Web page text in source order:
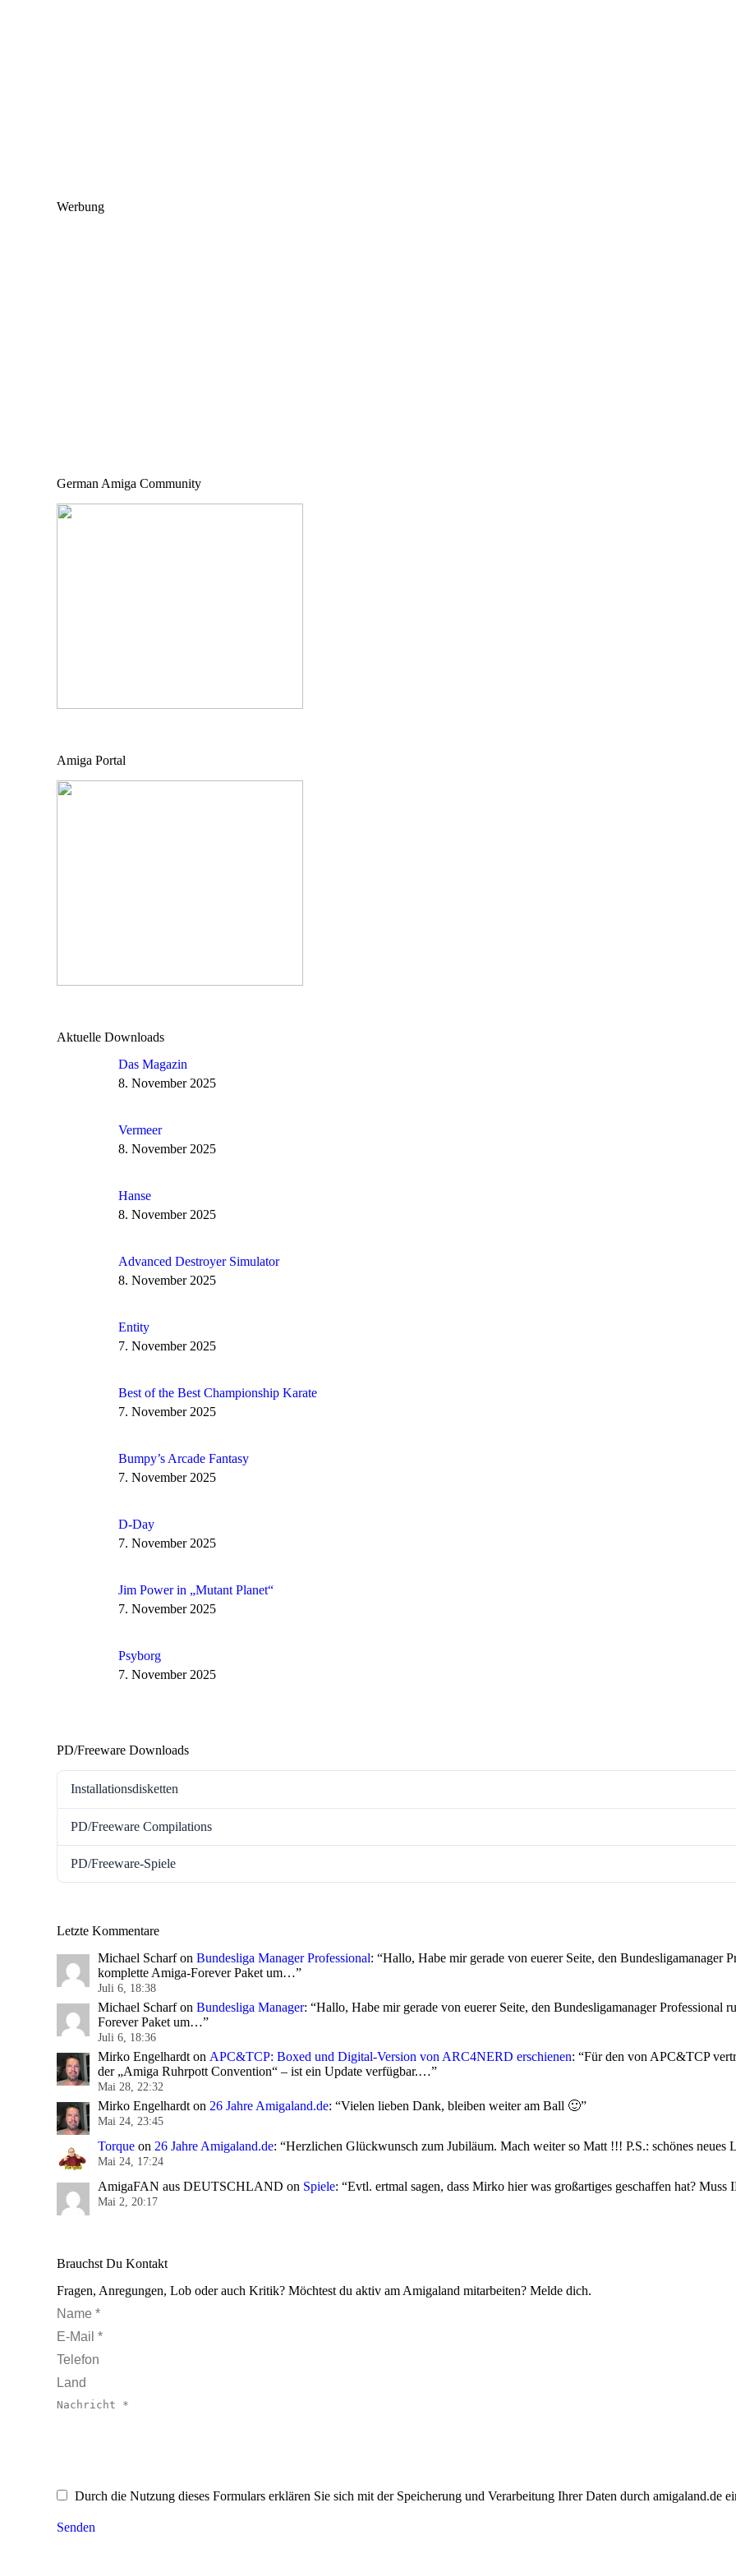
Werbung
German Amiga Community
Amiga Portal
Aktuelle Downloads
Das Magazin
8. November 2025
Vermeer
8. November 2025
Hanse
8. November 2025
Advanced Destroyer Simulator
8. November 2025
Entity
7. November 2025
Best of the Best Championship Karate
7. November 2025
Bumpy’s Arcade Fantasy
7. November 2025
D-Day
7. November 2025
Jim Power in „Mutant Planet“
7. November 2025
Psyborg
7. November 2025
PD/Freeware Downloads
Installationsdisketten
PD/Freeware Compilations
PD/Freeware-Spiele
Letzte Kommentare
Michael Scharfon Bundesliga Manager Professional: “Hallo, Habe mir gerade von euerer Seite, den Bundesligamanager
komplette Amiga-Forever Paket um…”
Juli 6, 18:38
Michael Scharfon Bundesliga Manager: “Hallo, Habe mir gerade von euerer Seite, den Bundesligamanager Professional
Forever Paket um…”
Juli 6, 18:36
Mirko Engelhardt on APC&TCP: Boxed und Digital-Version von ARC4NERD erschienen: “Für den von APC&TCP
der „Amiga Ruhrpott Convention“ – ist ein Update verfügbar.…”
Mai 28, 22:32
Mirko Engelhardt on 26 Jahre Amigaland.de: “Vielen lieben Dank, bleiben weiter am Ball 🙂”
Mai 24, 23:45
Torque on 26 Jahre Amigaland.de: “Herzlichen Glückwunsch zum Jubiläum. Mach weiter so Matt !!! P.S.: schönes neues
Mai 24, 17:24
AmigaFAN aus DEUTSCHLAND on Spiele: “Evtl. ertmal sagen, dass Mirko hier was großartiges geschaffen hat?
Mai 2, 20:17
Brauchst Du Kontakt
Fragen, Anregungen, Lob oder auch Kritik? Möchtest du aktiv am Amigaland mitarbeiten? Melde dich.
Name *
E-Mail *
Telefon
Land
Nachricht *
Durch die Nutzung dieses Formulars erklären Sie sich mit der Speicherung und Verarbeitung Ihrer Daten durch amigaland.de
Senden